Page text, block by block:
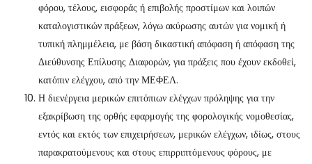
φόρου, τέλους, εισφοράς ή επιβολής προστίμων και λοιπών
καταλογιστικών πράξεων, λόγω ακύρωσης αυτών για νομική ή
τυπική πλημμέλεια, με βάση δικαστική απόφαση ή απόφαση της
Διεύθυνσης Επίλυσης Διαφορών, για πράξεις που έχουν εκδοθεί,
κατόπιν ελέγχου, από την ΜΕΦΕΛ.
Η διενέργεια μερικών επιτόπιων ελέγχων πρόληψης για την
εξακρίβωση της ορθής εφαρμογής της φορολογικής νομοθεσίας,
εντός και εκτός των επιχειρήσεων, μερικών ελέγχων, ιδίως, στους
παρακρατούμενους και στους επιρριπτόμενους φόρους, με